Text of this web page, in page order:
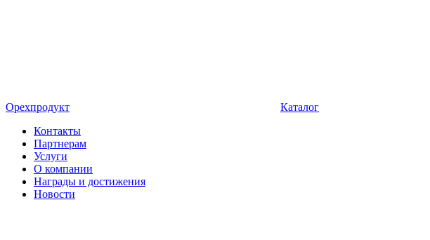
Орехпродукт
Каталог
Контакты
Партнерам
Услуги
О компании
Награды и достижения
Новости